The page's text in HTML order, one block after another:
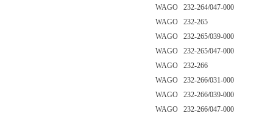
WAGO 232-264/047-000
WAGO 232-265
WAGO 232-265/039-000
WAGO 232-265/047-000
WAGO 232-266
WAGO 232-266/031-000
WAGO 232-266/039-000
WAGO 232-266/047-000